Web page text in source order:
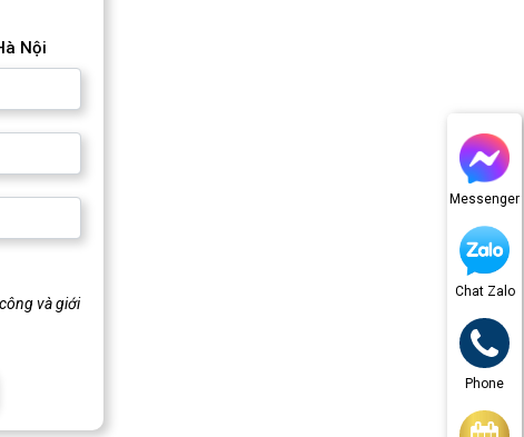
Messenger
Chat Zalo
Phone
Nội
và giới